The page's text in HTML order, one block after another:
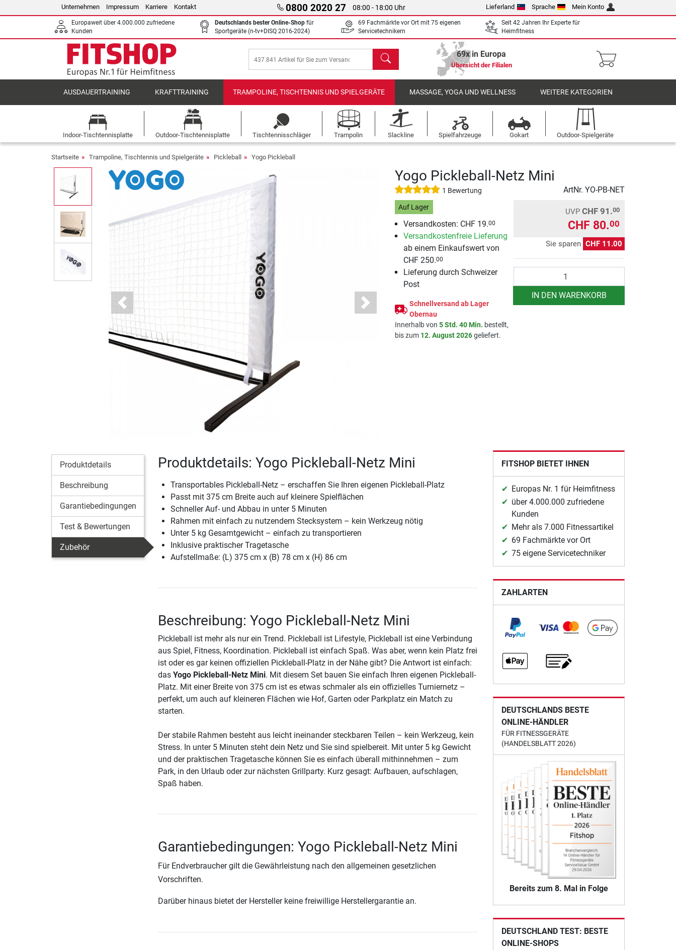
Unternehmen Impressum Karriere Kontakt 0800 2020 27 08:00 - 18:00 Uhr Lieferland Sprache Mein Konto
Europaweit über 4.000.000 zufriedene
Kunden
Deutschlands bester Online-Shop für
Sportgeräte (n-tv+DISQ 2016-2024)
69 Fachmärkte vor Ort mit 75 eigenen
Servicetechnikern
Seit 42 Jahren Ihr Experte für
Heimfitness
Suchen 69x in Europa
Übersicht der Filialen
AUSDAUERTRAINING KRAFTTRAINING TRAMPOLINE, TISCHTENNIS UND SPIELGERÄTE MASSAGE, YOGA UND WELLNESS WEITERE KATEGORIEN
Indoor-Tischtennisplatte Outdoor-Tischtennisplatte Tischtennisschläger Trampolin Slackline Spielfahrzeuge Gokart Outdoor-Spielgeräte
Startseite Trampoline, Tischtennis und Spielgeräte Pickleball Yogo Pickleball
Previous Next
Yogo Pickleball-Netz Mini
1 Bewertung ArtNr. YO-PB-NET
Auf Lager
Versandkosten: CHF 19.00
Versandkostenfreie Lieferung
ab einem Einkaufswert von
CHF 250.00
Lieferung durch Schweizer
Post
Schnellversand ab Lager
Obernau
Innerhalb von 5 Std. 40 Min. bestellt,
bis zum 12. August 2026geliefert.
UVP CHF 91.00
CHF 80.00
Sie sparen CHF 11.00
IN DEN WARENKORB
Produktdetails
Beschreibung
Garantiebedingungen
Test & Bewertungen
Zubehör
Produktdetails: Yogo Pickleball-Netz Mini
Transportables Pickleball-Netz – erschaffen Sie Ihren eigenen Pickleball-Platz
Passt mit 375 cm Breite auch auf kleinere Spielflächen
Schneller Auf- und Abbau in unter 5 Minuten
Rahmen mit einfach zu nutzendem Stecksystem – kein Werkzeug nötig
Unter 5 kg Gesamtgewicht – einfach zu transportieren
Inklusive praktischer Tragetasche
Aufstellmaße: (L) 375 cm x (B) 78 cm x (H) 86 cm
Beschreibung: Yogo Pickleball-Netz Mini
Pickleball ist mehr als nur ein Trend. Pickleball ist Lifestyle, Pickleball ist eine Verbindung
aus Spiel, Fitness, Koordination. Pickleball ist einfach Spaß. Was aber, wenn kein Platz frei
ist oder es gar keinen offiziellen Pickleball-Platz in der Nähe gibt? Die Antwort ist einfach:
das Yogo Pickleball-Netz Mini. Mit diesem Set bauen Sie einfach Ihren eigenen Pickleball-
Platz. Mit einer Breite von 375 cm ist es etwas schmaler als ein offizielles Turniernetz –
perfekt, um auch auf kleineren Flächen wie Hof, Garten oder Parkplatz ein Match zu
starten.
Der stabile Rahmen besteht aus leicht ineinander steckbaren Teilen – kein Werkzeug, kein
Stress. In unter 5 Minuten steht dein Netz und Sie sind spielbereit. Mit unter 5 kg Gewicht
und der praktischen Tragetasche können Sie es einfach überall mithinnehmen – zum
Park, in den Urlaub oder zur nächsten Grillparty. Kurz gesagt: Aufbauen, aufschlagen,
Spaß haben.
Garantiebedingungen: Yogo Pickleball-Netz Mini
Für Endverbraucher gilt die Gewährleistung nach den allgemeinen gesetzlichen
Vorschriften.
Darüber hinaus bietet der Hersteller keine freiwillige Herstellergarantie an.
FITSHOP BIETET IHNEN
Europas Nr. 1 für Heimfitness
über 4.000.000 zufriedene
Kunden
Mehr als 7.000 Fitnessartikel
69 Fachmärkte vor Ort
75 eigene Servicetechniker
ZAHLARTEN
DEUTSCHLANDS BESTE
ONLINE-HÄNDLER
FÜR FITNESSGERÄTE
(HANDELSBLATT 2026)
Bereits zum 8. Mal in Folge
DEUTSCHLAND TEST: BESTE
ONLINE-SHOPS